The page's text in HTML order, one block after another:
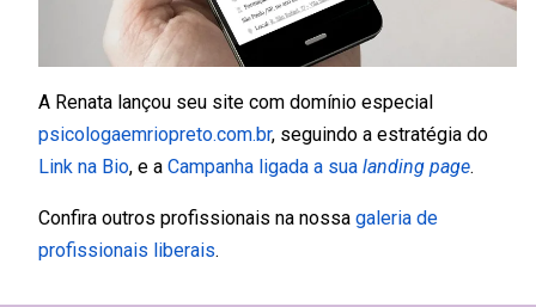
A Renata lançou seu site com domínio especial
psicologaemriopreto.com.br, seguindo a estratégia do
Link na Bio, e a Campanha ligada a sua landing page.
Confira outros profissionais na nossa galeria de
profissionais liberais.